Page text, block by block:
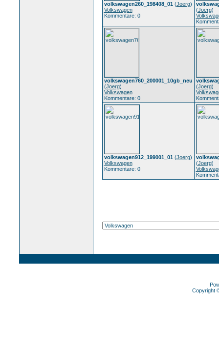
volkswagen260_198408_01(Joerg)
Volkswagen
Kommentare: 0
(Joerg)
volkswagen760_200001_10gb_neu
(Joerg)
Volkswagen
Kommentare: 0
(Joerg)
volkswagen912_199001_01(Joerg)
Volkswagen
Kommentare: 0
(Joerg)
Copyright